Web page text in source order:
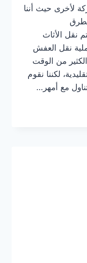
لأخرى حيث أننا
نقل الأثاث
نقل العفش
من الوقت
لكننا نقوم
مع أمهر…